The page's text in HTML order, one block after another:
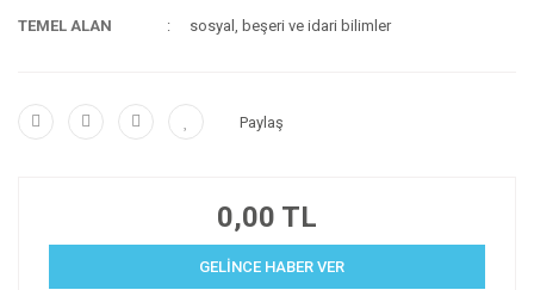
TEMEL ALAN
sosyal, beşeri ve idari bilimler
Paylaş
0,00 TL
GELİNCE HABER VER